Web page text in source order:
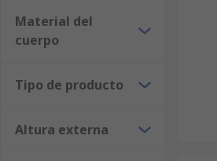
Material del
cuerpo
Tipo de producto
Altura externa